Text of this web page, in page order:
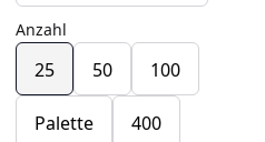
Anzahl
25 50 100
Palette 400